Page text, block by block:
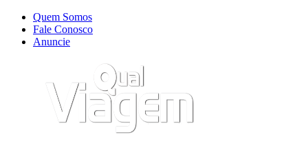
Quem Somos
Fale Conosco
Anuncie